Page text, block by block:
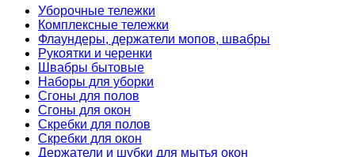
Уборочные тележки
Комплексные тележки
Флаундеры, держатели мопов, швабры
Рукоятки и черенки
Швабры бытовые
Наборы для уборки
Сгоны для полов
Сгоны для окон
Скребки для полов
Скребки для окон
Держатели и шубки для мытья окон